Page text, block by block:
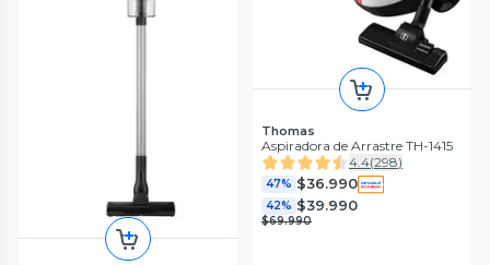
Thomas
Aspiradora de Arrastre TH-1415
4.4(298)
47% $36.990
42% $39.990
$69.990